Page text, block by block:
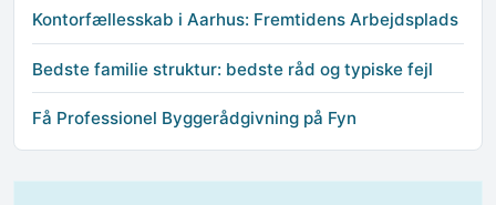
Kontorfællesskab i Aarhus: Fremtidens Arbejdsplads
Bedste familie struktur: bedste råd og typiske fejl
Få Professionel Byggerådgivning på Fyn